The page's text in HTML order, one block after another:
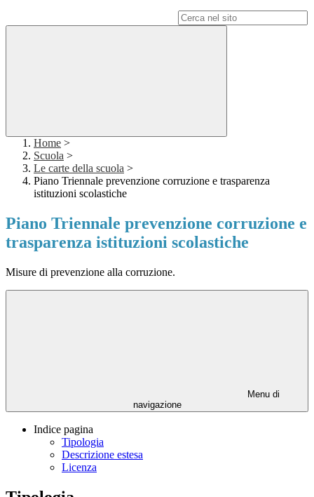
Home >
Scuola >
Le carte della scuola >
Piano Triennale prevenzione corruzione e trasparenza
istituzioni scolastiche
Piano Triennale prevenzione corruzione e
trasparenza istituzioni scolastiche
Misure di prevenzione alla corruzione.
Menu di
navigazione
Indice pagina
Tipologia
Descrizione estesa
Licenza